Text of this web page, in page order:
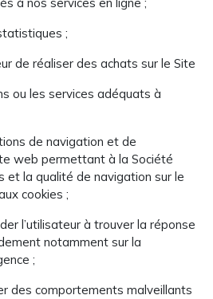
;
de réaliser des achats sur le Site
ou les services adéquats à
de navigation et de
web permettant à la Société
et la qualité de navigation sur le
cookies ;
l’utilisateur à trouver la réponse
notamment sur la
;
des comportements malveillants